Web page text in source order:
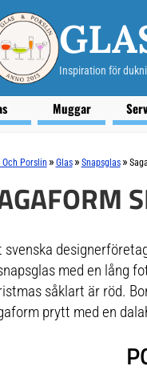
Inspiration för
Muggar
Och Porslin » Glas » Snapsglas »
svenska
med en lång
såklart är röd.
prytt med en